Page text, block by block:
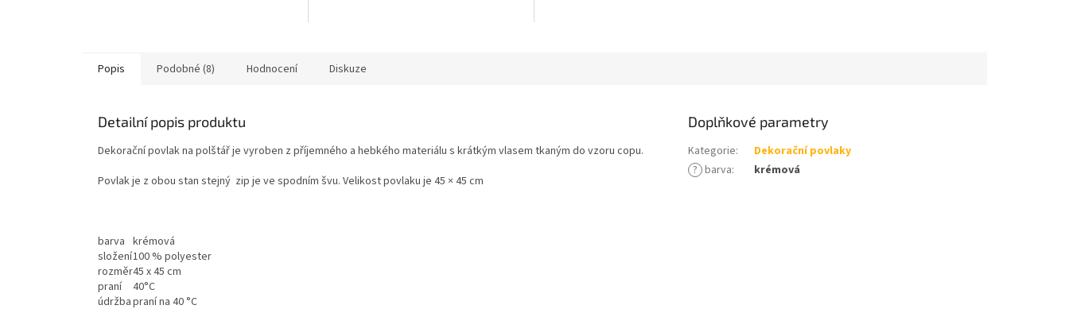
Popis Podobné (8) Hodnocení Diskuze
Detailní popis produktu
Dekorační povlak na polštář je vyroben z příjemného a hebkého materiálu s krátkým vlasem tkaným do vzoru copu.
Povlak je z obou stan stejný zip je ve spodním švu. Velikost povlaku je 45 × 45 cm
barva krémová
složení100 % polyester
rozměr45 x 45 cm
praní
40°C
údržbapraní na 40 °C
Doplňkové parametry
Kategorie:
Dekorační povlaky
? barva: krémová